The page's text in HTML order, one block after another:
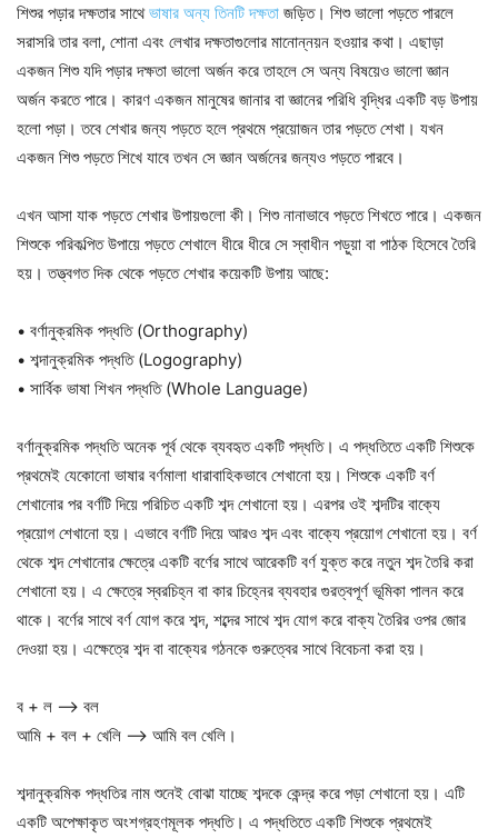
শিশুর পড়ার দক্ষতার সাথেভাষার অন্য তিনটি দক্ষতা জড়িত। শিশু ভালো পড়তে পারলে
সরাসরি তার বলা, শোনা এবং লেখার দক্ষতাগুলোর মানোন্নয়ন হওয়ার কথা। এছাড়া
একজন শিশু যদি পড়ার দক্ষতা ভালো অর্জন করে তাহলে সে অন্য বিষয়েও ভালো জ্ঞান
অর্জন করতে পারে। কারণ একজন মানুষের জানার বা জ্ঞানের পরিধি বৃদ্ধির একটি বড় উপায়
হলো পড়া। তবে শেখার জন্য পড়তে হলে প্রথমে প্রয়োজন তার পড়তে শেখা। যখন
একজন শিশু পড়তে শিখে যাবে তখন সে জ্ঞান অর্জনের জন্যও পড়তে পারবে।
এখন আসা যাক পড়তে শেখার উপায়গুলো কী। শিশু নানাভাবে পড়তে শিখতে পারে। একজন
শিশুকে পরিকল্পিত উপায়ে পড়তে শেখালে ধীরে ধীরে সে স্বাধীন পড়ুয়া বা পাঠক হিসেবে তৈরি
হয়। তত্ত্বগত দিক থেকে পড়তে শেখার কয়েকটি উপায় আছে:
• বর্ণানুক্রমিক পদ্ধতি (Orthography)
• শব্দানুক্রমিক পদ্ধতি (Logography)
• সার্বিক ভাষা শিখন পদ্ধতি (Whole Language)
বর্ণানুক্রমিক পদ্ধতি অনেক পূর্ব থেকে ব্যবহৃত একটি পদ্ধতি। এ পদ্ধতিতে একটি শিশুকে
প্রথমেই যেকোনো ভাষার বর্ণমালা ধারাবাহিকভাবে শেখানো হয়। শিশুকে একটি বর্ণ
শেখানোর পর বর্ণটি দিয়ে পরিচিত একটি শব্দ শেখানো হয়। এরপর ওই শব্দটির বাক্যে
প্রয়োগ শেখানো হয়। এভাবে বর্ণটি দিয়ে আরও শব্দ এবং বাক্যে প্রয়োগ শেখানো হয়। বর্ণ
থেকে শব্দ শেখানোর ক্ষেত্রে একটি বর্ণের সাথে আরেকটি বর্ণ যুক্ত করে নতুন শব্দ তৈরি করা
শেখানো হয়। এ ক্ষেত্রে স্বরচিহ্ন বা কার চিহ্নের ব্যবহার গুরত্বপূর্ণ ভূমিকা পালন করে
থাকে। বর্ণের সাথে বর্ণ যোগ করে শব্দ, শব্দের সাথে শব্দ যোগ করে বাক্য তৈরির ওপর জোর
দেওয়া হয়। এক্ষেত্রে শব্দ বা বাক্যের গঠনকে গুরুত্বের সাথে বিবেচনা করা হয়।
ব + ল –> বল
আমি + বল + খেলি –> আমি বল খেলি।
শব্দানুক্রমিক পদ্ধতির নাম শুনেই বোঝা যাচ্ছে শব্দকে কেন্দ্র করে পড়া শেখানো হয়। এটি
একটি অপেক্ষাকৃত অংশগ্রহণমূলক পদ্ধতি। এ পদ্ধতিতে একটি শিশুকে প্রথমেই